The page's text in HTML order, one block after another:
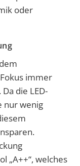
oder
immer
die LED-
nur wenig
„A++“, welches